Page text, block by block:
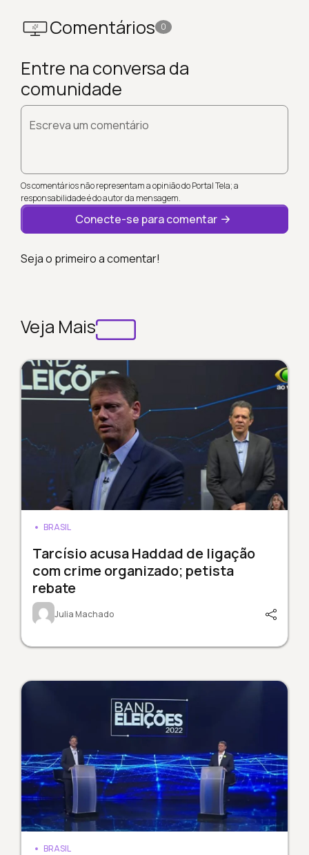
Comentários 0
Entre na conversa da
comunidade
Escreva um comentário
Os comentários não representam a opinião do Portal Tela; a
responsabilidade é do autor da mensagem.
Conecte-se para comentar
Seja o primeiro a comentar!
Veja Mais
BRASIL
Tarcísio acusa Haddad de ligação
com crime organizado; petista
rebate
Julia Machado
BRASIL